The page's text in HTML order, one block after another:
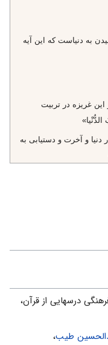
به دنياست كه اين آيه
غريزه در تربيت
و آخرت و دستيابى به
طلب كنند برنده‌اند.
ما است. «فَعِنْدَ اللَّهِ
چرا كه خداوند، شنوا
درسهايى از قرآن،
طیب،